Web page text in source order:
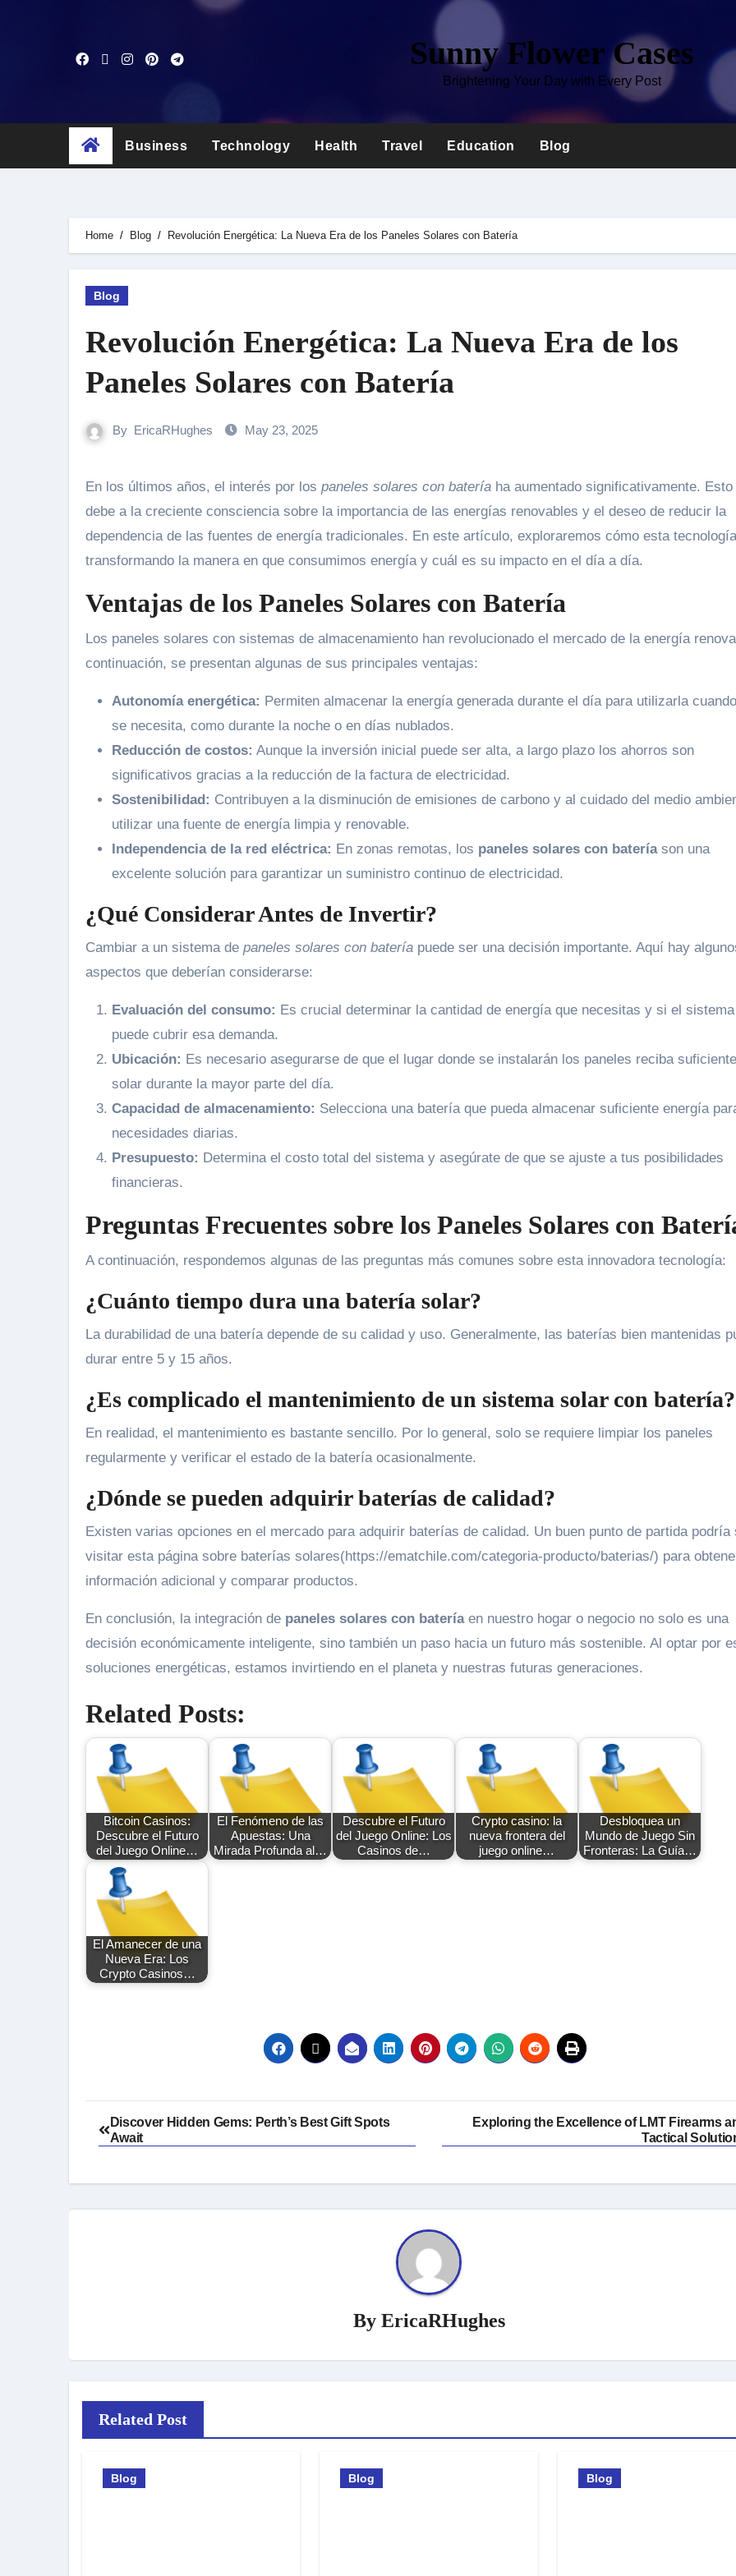
Sunny Flower Cases
Brightening Your Day with Every Post
Business Technology Health Travel Education Blog
Home Blog Revolución Energética: La Nueva Era de los Paneles Solares con Batería
Blog
Revolución Energética: La Nueva Era de los
Paneles Solares con Batería
By EricaRHughes May 23, 2025
En los últimos años, el interés por los paneles solares con batería ha aumentado significativamente. Esto
debe a la creciente consciencia sobre la importancia de las energías renovables y el deseo de reducir la
dependencia de las fuentes de energía tradicionales. En este artículo, exploraremos cómo esta
transformando la manera en que consumimos energía y cuál es su impacto en el día a día.
Ventajas de los Paneles Solares con Batería
Los paneles solares con sistemas de almacenamiento han revolucionado el mercado de la energía
continuación, se presentan algunas de sus principales ventajas:
Autonomía energética: Permiten almacenar la energía generada durante el día para utilizarla
se necesita, como durante la noche o en días nublados.
Reducción de costos: Aunque la inversión inicial puede ser alta, a largo plazo los ahorros son
significativos gracias a la reducción de la factura de electricidad.
Sostenibilidad: Contribuyen a la disminución de emisiones de carbono y al cuidado del medio
utilizar una fuente de energía limpia y renovable.
Independencia de la red eléctrica: En zonas remotas, los paneles solares con bateríason una
excelente solución para garantizar un suministro continuo de electricidad.
¿Qué Considerar Antes de Invertir?
Cambiar a un sistema de paneles solares con batería puede ser una decisión importante. Aquí hay
aspectos que deberían considerarse:
Evaluación del consumo: Es crucial determinar la cantidad de energía que necesitas y si el sistema
puede cubrir esa demanda.
Ubicación: Es necesario asegurarse de que el lugar donde se instalarán los paneles reciba
solar durante la mayor parte del día.
Capacidad de almacenamiento: Selecciona una batería que pueda almacenar suficiente energía
necesidades diarias.
Presupuesto: Determina el costo total del sistema y asegúrate de que se ajuste a tus posibilidades
financieras.
Preguntas Frecuentes sobre los Paneles Solares con
A continuación, respondemos algunas de las preguntas más comunes sobre esta innovadora tecnología:
¿Cuánto tiempo dura una batería solar?
La durabilidad de una batería depende de su calidad y uso. Generalmente, las baterías bien mantenidas
durar entre 5 y 15 años.
¿Es complicado el mantenimiento de un sistema solar con batería?
En realidad, el mantenimiento es bastante sencillo. Por lo general, solo se requiere limpiar los paneles
regularmente y verificar el estado de la batería ocasionalmente.
¿Dónde se pueden adquirir baterías de calidad?
Existen varias opciones en el mercado para adquirir baterías de calidad. Un buen punto de partida podría
visitar esta página sobre baterías solares(https://ematchile.com/categoria-producto/baterias/) para
información adicional y comparar productos.
En conclusión, la integración de paneles solares con bateríaen nuestro hogar o negocio no solo es una
decisión económicamente inteligente, sino también un paso hacia un futuro más sostenible. Al optar por
soluciones energéticas, estamos invirtiendo en el planeta y nuestras futuras generaciones.
Related Posts:
Bitcoin Casinos:
Descubre el Futuro
del Juego Online…
El Fenómeno de las
Apuestas: Una
Mirada Profunda al…
Descubre el Futuro
del Juego Online: Los
Casinos de…
Crypto casino: la
nueva frontera del
juego online…
Desbloquea un
Mundo de Juego Sin
Fronteras: La Guía…
El Amanecer de una
Nueva Era: Los
Crypto Casinos…
Post
navigation
Discover Hidden Gems: Perth’s Best Gift Spots
Await
Exploring the Excellence of LMT Firearms
Tactical
By EricaRHughes
Related Post
Blog Blog Blog